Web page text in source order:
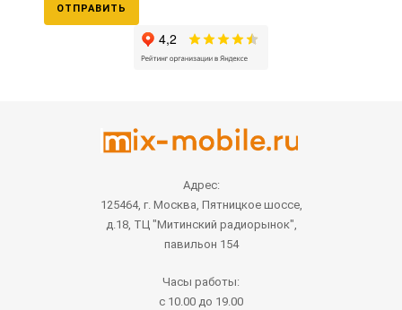
ОТПРАВИТЬ
Адрес:
125464, г. Москва, Пятницкое шоссе,
д.18, ТЦ "Митинский радиорынок",
павильон 154
Часы работы:
с 10.00 до 19.00